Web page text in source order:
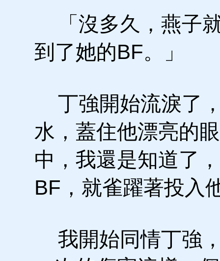
「沒多久，燕子
到了她的BF。」
丁強開始流淚了
水，蓋住他漂亮的
中，我還是知道了
BF，就雀躍著投入
我開始同情丁強